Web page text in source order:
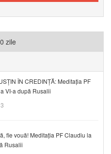
zile
ÎN CREDINȚĂ: Meditația PF
VI-a după Rusalii
fie vouă! Meditația PF Claudiu la
Rusalii